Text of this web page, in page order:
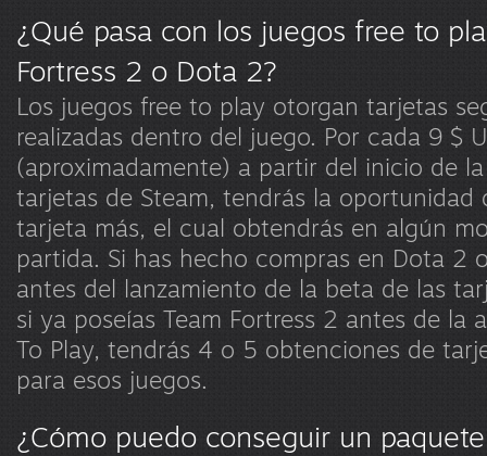
¿Qué pasa con los juegos free to
Fortress 2 o Dota 2?
Los juegos free to play otorgan tarjetas
realizadas dentro del juego. Por cada 9 $
(aproximadamente) a partir del inicio de
tarjetas de Steam, tendrás la oportunidad
tarjeta más, el cual obtendrás en algún
partida. Si has hecho compras en Dota 2
antes del lanzamiento de la beta de las
si ya poseías Team Fortress 2 antes de la
To Play, tendrás 4 o 5 obtenciones de
para esos juegos.
¿Cómo puedo conseguir un